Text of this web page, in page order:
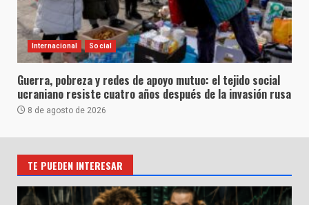
Internacional Social
Guerra, pobreza y redes de apoyo mutuo: el tejido social
ucraniano resiste cuatro años después de la invasión rusa
8 de agosto de 2026
TE PUEDEN INTERESAR